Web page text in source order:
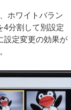
ホワイトバラン
4分割して別設定
設定変更の効果が